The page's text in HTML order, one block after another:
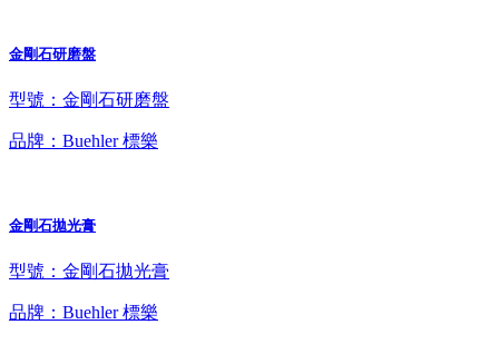
金剛石研磨盤
型號：金剛石研磨盤
品牌：Buehler 標樂
金剛石拋光膏
型號：金剛石拋光膏
品牌：Buehler 標樂